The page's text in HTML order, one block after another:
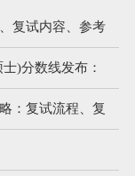
复试内容、参考
)分数线发布：
：复试流程、复